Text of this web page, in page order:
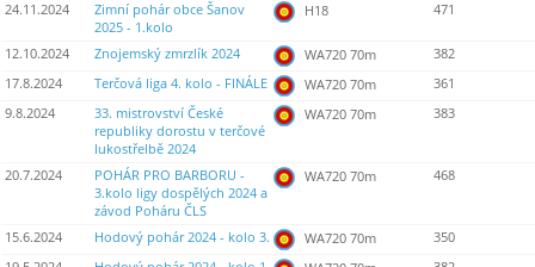
24.11.2024
Zimní pohár obce Šanov
2025 - 1.kolo
H18 471
12.10.2024 Znojemský zmrzlík 2024 WA720 70m
382
17.8.2024
Terčová liga 4. kolo - FINÁLE WA720 70m
361
9.8.2024
33. mistrovství České
republiky dorostu v terčové
lukostřelbě 2024
WA720 70m 383
20.7.2024
POHÁR PRO BARBORU -
3.kolo ligy dospělých 2024 a
závod Poháru ČLS
WA720 70m 468
15.6.2024 Hodový pohár 2024 - kolo 3. WA720 70m
350